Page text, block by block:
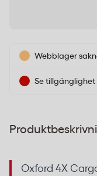
Webblager
Se tillgänglighet
Oxford 4X